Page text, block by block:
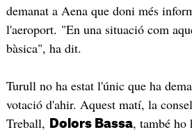
demanat a Aena que doni més
l'aeroport. "En una situació com
bàsica", ha dit.
Turull no ha estat l'únic que ha
votació d'ahir. Aquest matí, la
Treball,
Dolors Bassa, també ho